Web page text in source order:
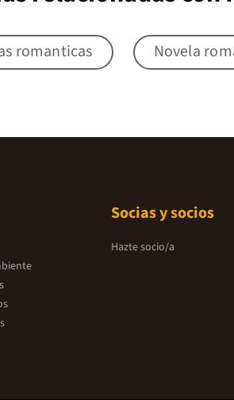
romanticas Novela
Socias y socios
Hazte socio/a